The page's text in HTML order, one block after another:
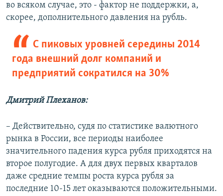
во всяком случае, это - фактор не поддержки, а,
скорее, дополнительного давления на рубль.
С пиковых уровней середины 2014
года внешний долг компаний и
предприятий сократился на 30%
Дмитрий Плеханов:
– Действительно, судя по статистике валютного
рынка в России, все периоды наиболее
значительного падения курса рубля приходятся на
второе полугодие. А для двух первых кварталов
даже средние темпы роста курса рубля за
последние 10-15 лет оказываются положительными.